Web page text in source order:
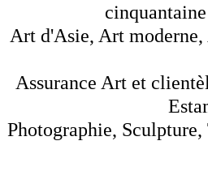
Art d'Asie, Art
Assurance Art et
Photographie, Sculpture,